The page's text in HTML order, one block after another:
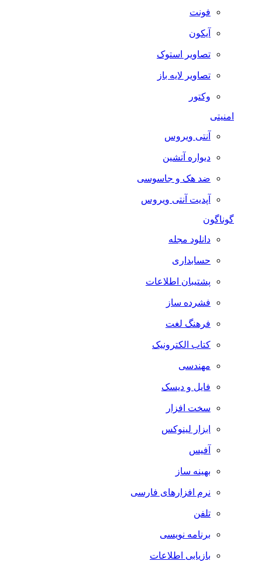
فونت
آیکون
تصاویر استوک
تصاویر لایه باز
وکتور
آنتی ویروس
دیواره آتشین
ضد هک و جاسوسی
آپدیت آنتی ویروس
گوناگون
دانلود مجله
حسابداری
پشتیبان اطلاعات
فشرده ساز
فرهنگ لغت
کتاب الکترونیک
مهندسی
فایل و دیسک
سخت افزار
ابزار لینوکس
آفیس
بهینه ساز
نرم افزارهای فارسی
تلفن
برنامه نویسی
بازیابی اطلاعات